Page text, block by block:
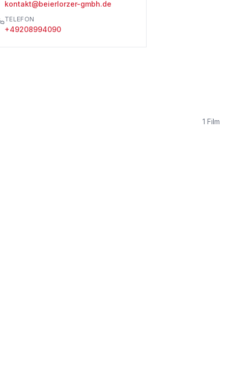
kontakt@beierlorzer-gmbh.de
TELEFON
+49208994090
1 Film